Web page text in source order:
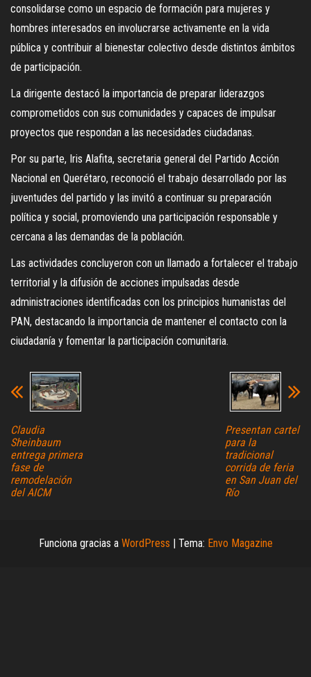
consolidarse como un espacio de formación para mujeres y
hombres interesados en involucrarse activamente en la vida
pública y contribuir al bienestar colectivo desde distintos ámbitos
de participación.
La dirigente destacó la importancia de preparar liderazgos
comprometidos con sus comunidades y capaces de impulsar
proyectos que respondan a las necesidades ciudadanas.
Por su parte, Iris Alafita, secretaria general del Partido Acción
Nacional en Querétaro, reconoció el trabajo desarrollado por las
juventudes del partido y las invitó a continuar su preparación
política y social, promoviendo una participación responsable y
cercana a las demandas de la población.
Las actividades concluyeron con un llamado a fortalecer el trabajo
territorial y la difusión de acciones impulsadas desde
administraciones identificadas con los principios humanistas del
PAN, destacando la importancia de mantener el contacto con la
ciudadanía y fomentar la participación comunitaria.
Claudia
Sheinbaum
entrega primera
fase de
remodelación
del AICM
Presentan cartel
para la
tradicional
corrida de feria
en San Juan del
Río
Funciona gracias a WordPress | Tema: Envo Magazine